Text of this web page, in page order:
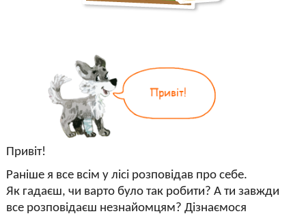
Привіт!
Раніше я все всім у лісі розповідав про себе.
Як гадаєш, чи варто було так робити? А ти завжди
все розповідаєш незнайомцям? Дізнаємося